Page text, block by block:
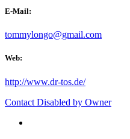
E-Mail:
tommylongo@gmail.com
Web:
http://www.dr-tos.de/
Contact Disabled by Owner